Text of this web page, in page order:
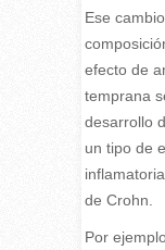
Ese
efecto de
temprana
desarrollo
un tipo de
de Crohn.
Por